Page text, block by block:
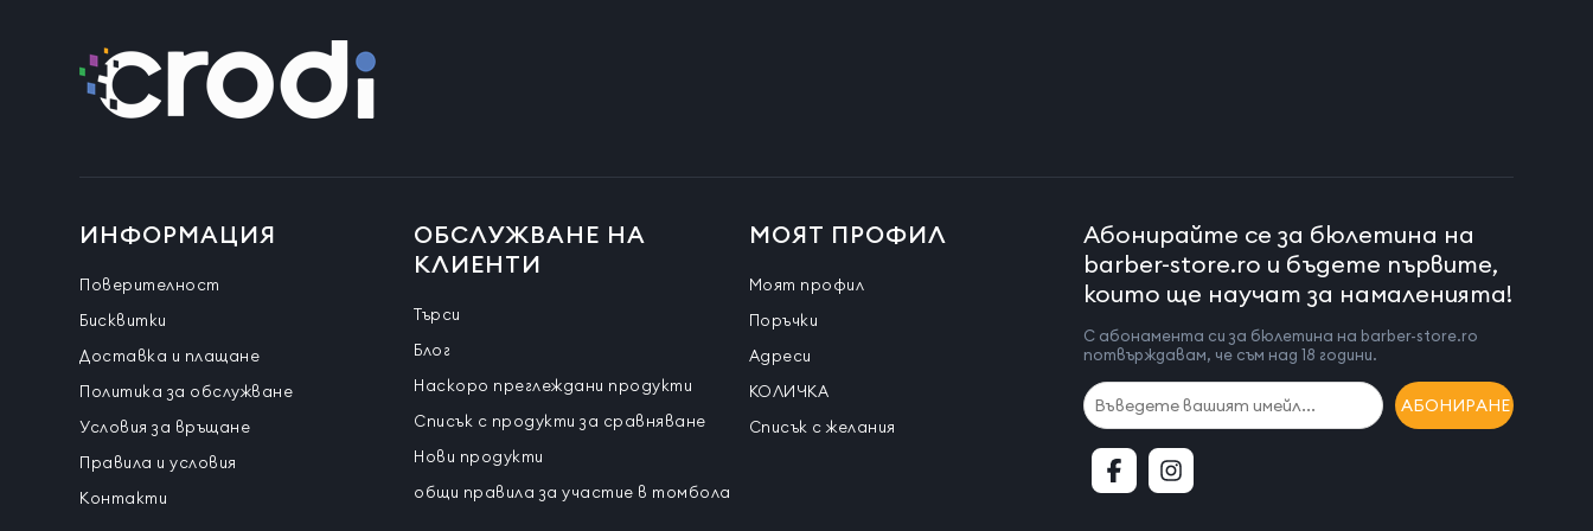
ИНФОРМАЦИЯ
Поверителност
Бисквитки
Доставка и плащане
Политика за обслужване
Условия за връщане
Правила и условия
Контакти
ОБСЛУЖВАНЕ НА
КЛИЕНТИ
Търси
Блог
Наскоро преглеждани продукти
Списък с продукти за сравняване
Нови продукти
общи правила за участие в томбола
МОЯТ ПРОФИЛ
Моят профил
Поръчки
Адреси
КОЛИЧКА
Списък с желания
Абонирайте се за бюлетина на
barber-store.ro и бъдете първите,
които ще научат за намаленията!
С абонамента си за бюлетина на barber-store.ro
потвърждавам, че съм над 18 години.
АБОНИРАНЕ